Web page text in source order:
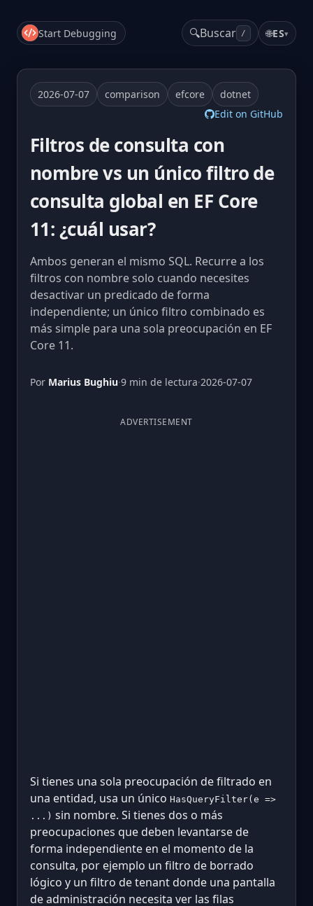
Start Debugging 🔍Buscar / 🌐ES▾
2026-07-07 comparison efcore
dotnet
Edit on GitHub
Filtros de consulta con
nombre vs un único filtro de
consulta global en EF Core
11: ¿cuál usar?
Ambos generan el mismo SQL. Recurre a los
filtros con nombre solo cuando necesites
desactivar un predicado de forma
independiente; un único filtro combinado es
más simple para una sola preocupación en EF
Core 11.
Por Marius Bughiu·9 min de lectura·2026-07-07
ADVERTISEMENT
Si tienes una sola preocupación de filtrado en
una entidad, usa un único HasQueryFilter(e =>
...) sin nombre. Si tienes dos o más
preocupaciones que deben levantarse de
forma independiente en el momento de la
consulta, por ejemplo un filtro de borrado
lógico y un filtro de tenant donde una pantalla
de administración necesita ver las filas